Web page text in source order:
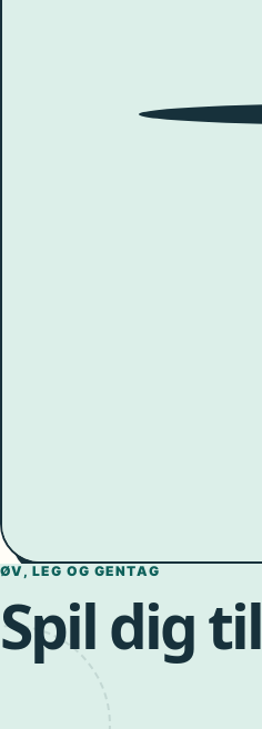
8
9 10
ØV, LEG OG GENTAG
Spil dig til